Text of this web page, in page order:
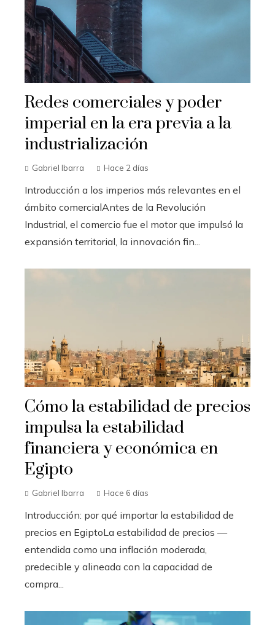
Redes comerciales y poder
imperial en la era previa a la
industrialización
Gabriel Ibarra Hace 2 días
Introducción a los imperios más relevantes en el
ámbito comercialAntes de la Revolución
Industrial, el comercio fue el motor que impulsó la
expansión territorial, la innovación fin...
Cómo la estabilidad de precios
impulsa la estabilidad
financiera y económica en
Egipto
Gabriel Ibarra Hace 6 días
Introducción: por qué importar la estabilidad de
precios en EgiptoLa estabilidad de precios —
entendida como una inflación moderada,
predecible y alineada con la capacidad de
compra...